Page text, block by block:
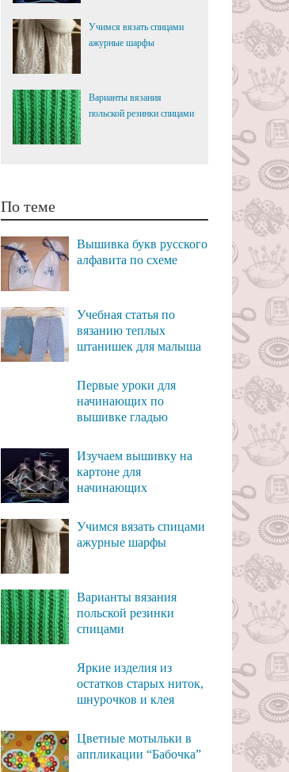
Учимся вязать спицами
ажурные шарфы
Варианты вязания
польской резинки спицами
По теме
Вышивка букв русского
алфавита по схеме
Учебная статья по
вязанию теплых
штанишек для малыша
Первые уроки для
начинающих по
вышивке гладью
Изучаем вышивку на
картоне для
начинающих
Учимся вязать спицами
ажурные шарфы
Варианты вязания
польской резинки
спицами
Яркие изделия из
остатков старых ниток,
шнурочков и клея
Цветные мотыльки в
аппликации “Бабочка”